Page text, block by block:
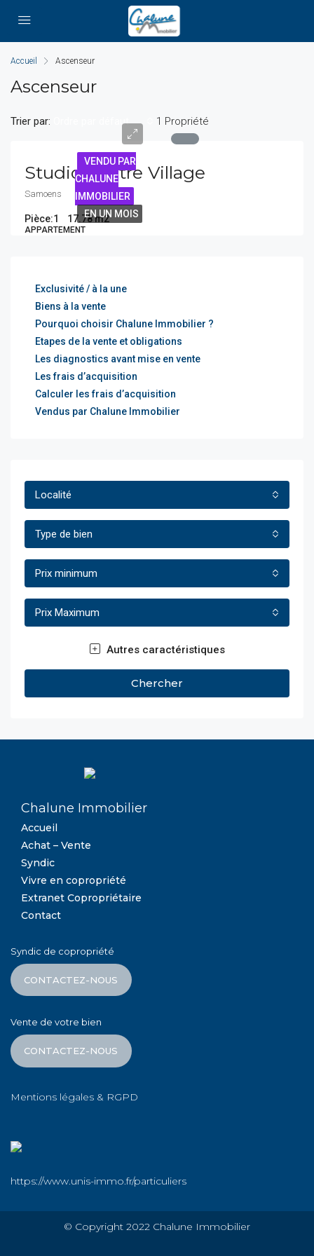
Accueil Ascenseur
Ascenseur
1 Propriété
Trier par: Ordre par défaut
VENDU PAR
CHALUNE
IMMOBILIER
EN UN MOIS
Studio Centre Village
Samoens
Pièce:1 17.78 m2
APPARTEMENT
Exclusivité / à la une
Biens à la vente
Pourquoi choisir Chalune Immobilier ?
Etapes de la vente et obligations
Les diagnostics avant mise en vente
Les frais d’acquisition
Calculer les frais d’acquisition
Vendus par Chalune Immobilier
Localité
Type de bien
Prix minimum
Prix Maximum
Autres caractéristiques
Chercher
Chalune Immobilier
Accueil
Achat – Vente
Syndic
Vivre en copropriété
Extranet Copropriétaire
Contact
Syndic de copropriété
CONTACTEZ-NOUS
Vente de votre bien
CONTACTEZ-NOUS
Mentions légales & RGPD
https://www.unis-immo.fr/particuliers
© Copyright 2022 Chalune Immobilier